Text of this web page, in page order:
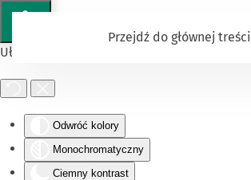
Ułatwienia dostępu
Odwróć kolory
Monochromatyczny
Ciemny kontrast
Przejdź do głównej treści